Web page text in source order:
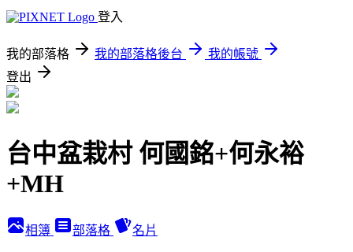
登入
我的部落格 我的部落格後台
我的帳號
登出
台中盆栽村 何國銘+何永裕
+MH
相簿 部落格 名片